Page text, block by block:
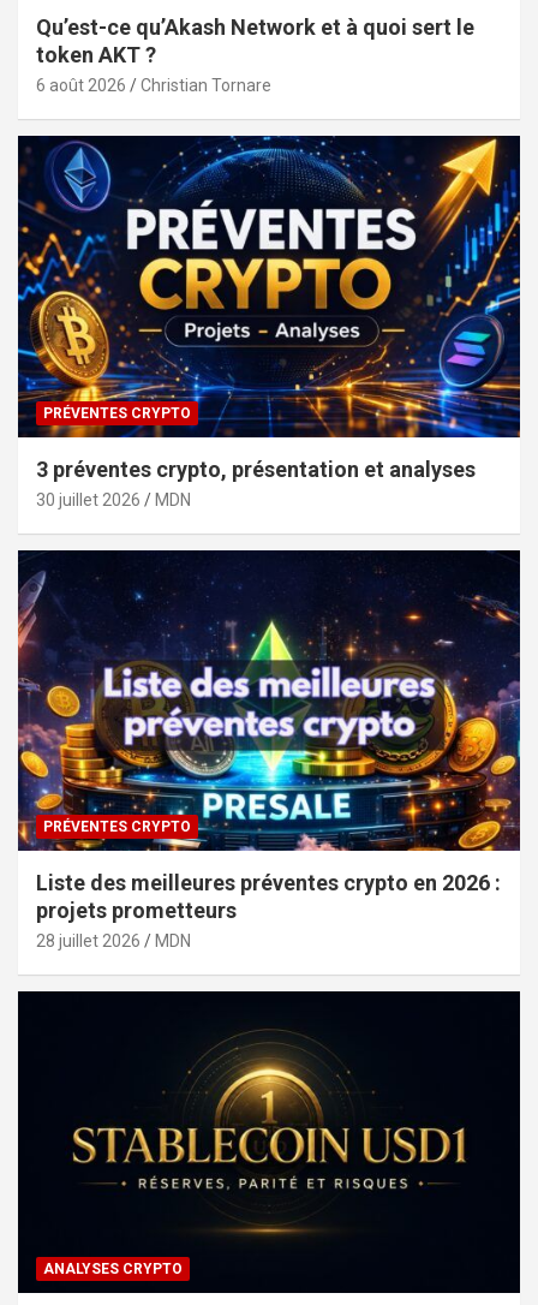
Qu’est-ce qu’Akash Network et à quoi sert le
token AKT ?
6 août 2026 Christian Tornare
PRÉVENTES CRYPTO
3 préventes crypto, présentation et analyses
30 juillet 2026 MDN
PRÉVENTES CRYPTO
Liste des meilleures préventes crypto en 2026 :
projets prometteurs
28 juillet 2026 MDN
ANALYSES CRYPTO